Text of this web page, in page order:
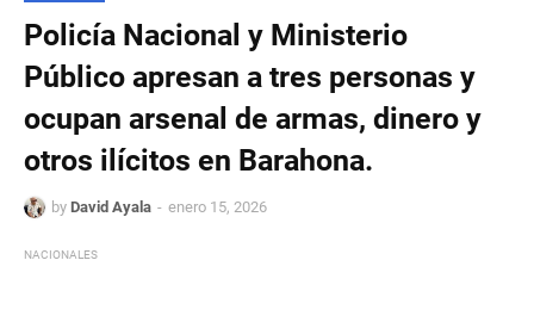
Policía Nacional y Ministerio
Público apresan a tres personas y
ocupan arsenal de armas, dinero y
otros ilícitos en Barahona.
by David Ayala enero 15, 2026
NACIONALES